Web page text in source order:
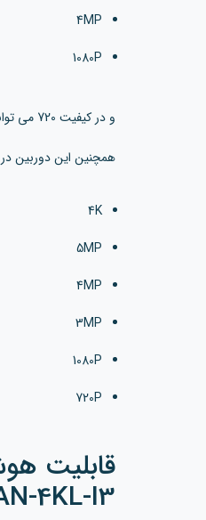
4MP
1080P
و در کیفیت 720 می تواند تصاویر را با 60 فریم بر ثانیه اجرا کند.
همچنین این دوربین در کیفیت
4K
5MP
4MP
3MP
1080P
720P
4KL-I3